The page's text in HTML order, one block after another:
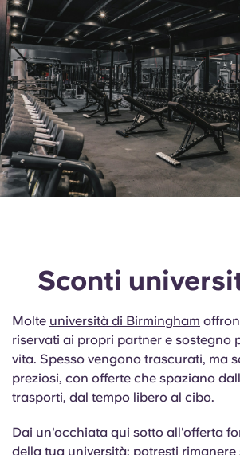
Sconti
Molte università di Birmingham
riservati ai propri partner e sostegno
vita. Spesso vengono trascurati, ma
preziosi, con offerte che spaziano
trasporti, dal tempo libero al cibo.
Dai un'occhiata qui sotto all'offerta
della tua università: potresti